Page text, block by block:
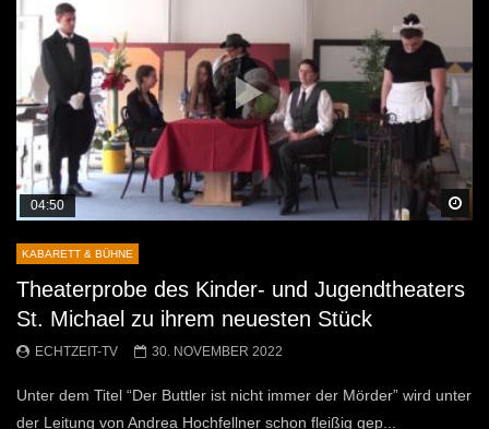
04:50
KABARETT & BÜHNE
Theaterprobe des Kinder- und Jugendtheaters
St. Michael zu ihrem neuesten Stück
ECHTZEIT-TV 30. NOVEMBER 2022
Unter dem Titel “Der Buttler ist nicht immer der Mörder” wird unter
der Leitung von Andrea Hochfellner schon fleißig gep...